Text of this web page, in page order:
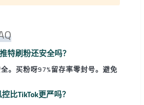
特刷粉还安全吗？
。买粉呀97%留存率零封号。避免
比TikTok更严吗？